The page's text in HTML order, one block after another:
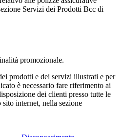
Servizi dei Prodotti Bcc di
promozionale.
prodotti e dei servizi illustrati e per
è necessario fare riferimento ai
dei clienti presso tutte le
internet, nella sezione